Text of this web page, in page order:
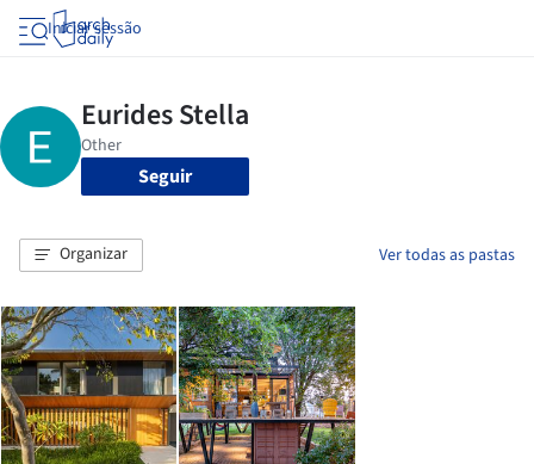
Iniciar sessão
Seguir
Organizar Ver todas as pastas